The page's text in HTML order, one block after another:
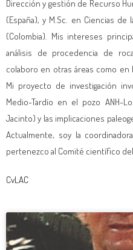
Dirección y gestión de Recurso
(España), y M.Sc. en Ciencias de
(Colombia). Mis intereses
análisis de procedencia de
colaboro en otras áreas como
Mi proyecto de investigación
Medio-Tardío en el pozo ANH-
Jacinto) y las implicaciones
Actualmente, soy la
pertenezco al Comité científico
CvLAC